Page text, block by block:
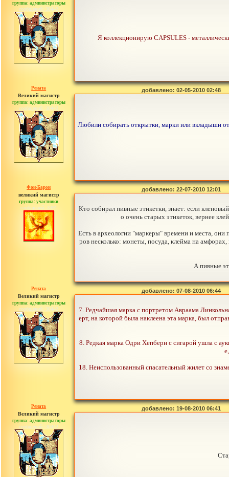
группа: администраторы
сообщений: 30442
Я коллекционирую CAPSULES -
Рената
Великий магистр
группа: администраторы
сообщений: 30442
добавлено: 02-05-2010 02:48
Любили собирать открытки, марки или вкладыши
Фон-Барон
великий магистр
группа: участники
сообщений: 3391
добавлено: 22-07-2010 12:01
Кто собирал пивные этикетки, знает: если
о очень старых этикетoк, вернее
Eсть в археологии "маркеры" времени и места,
ров несколько: монеты, посуда, клейма на
А пивные
Рената
Великий магистр
группа: администраторы
сообщений: 30442
добавлено: 07-08-2010 06:44
7. Редчайшая марка с портретом Авраама
ерт, на которой была наклеена эта марка, был
8. Редкая марка Одри Хепберн с сигарой ушла с
18. Неиспользованный спасательный жилет со
Рената
Великий магистр
группа: администраторы
сообщений: 30442
добавлено: 19-08-2010 06:41